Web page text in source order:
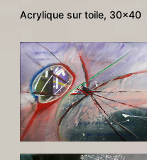
Acrylique sur toile, 30×40